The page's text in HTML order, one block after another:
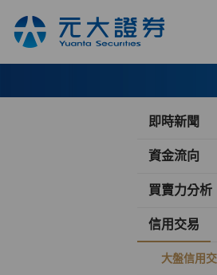
即時新聞
資金流向
買賣力分析
信用交易
大盤信用